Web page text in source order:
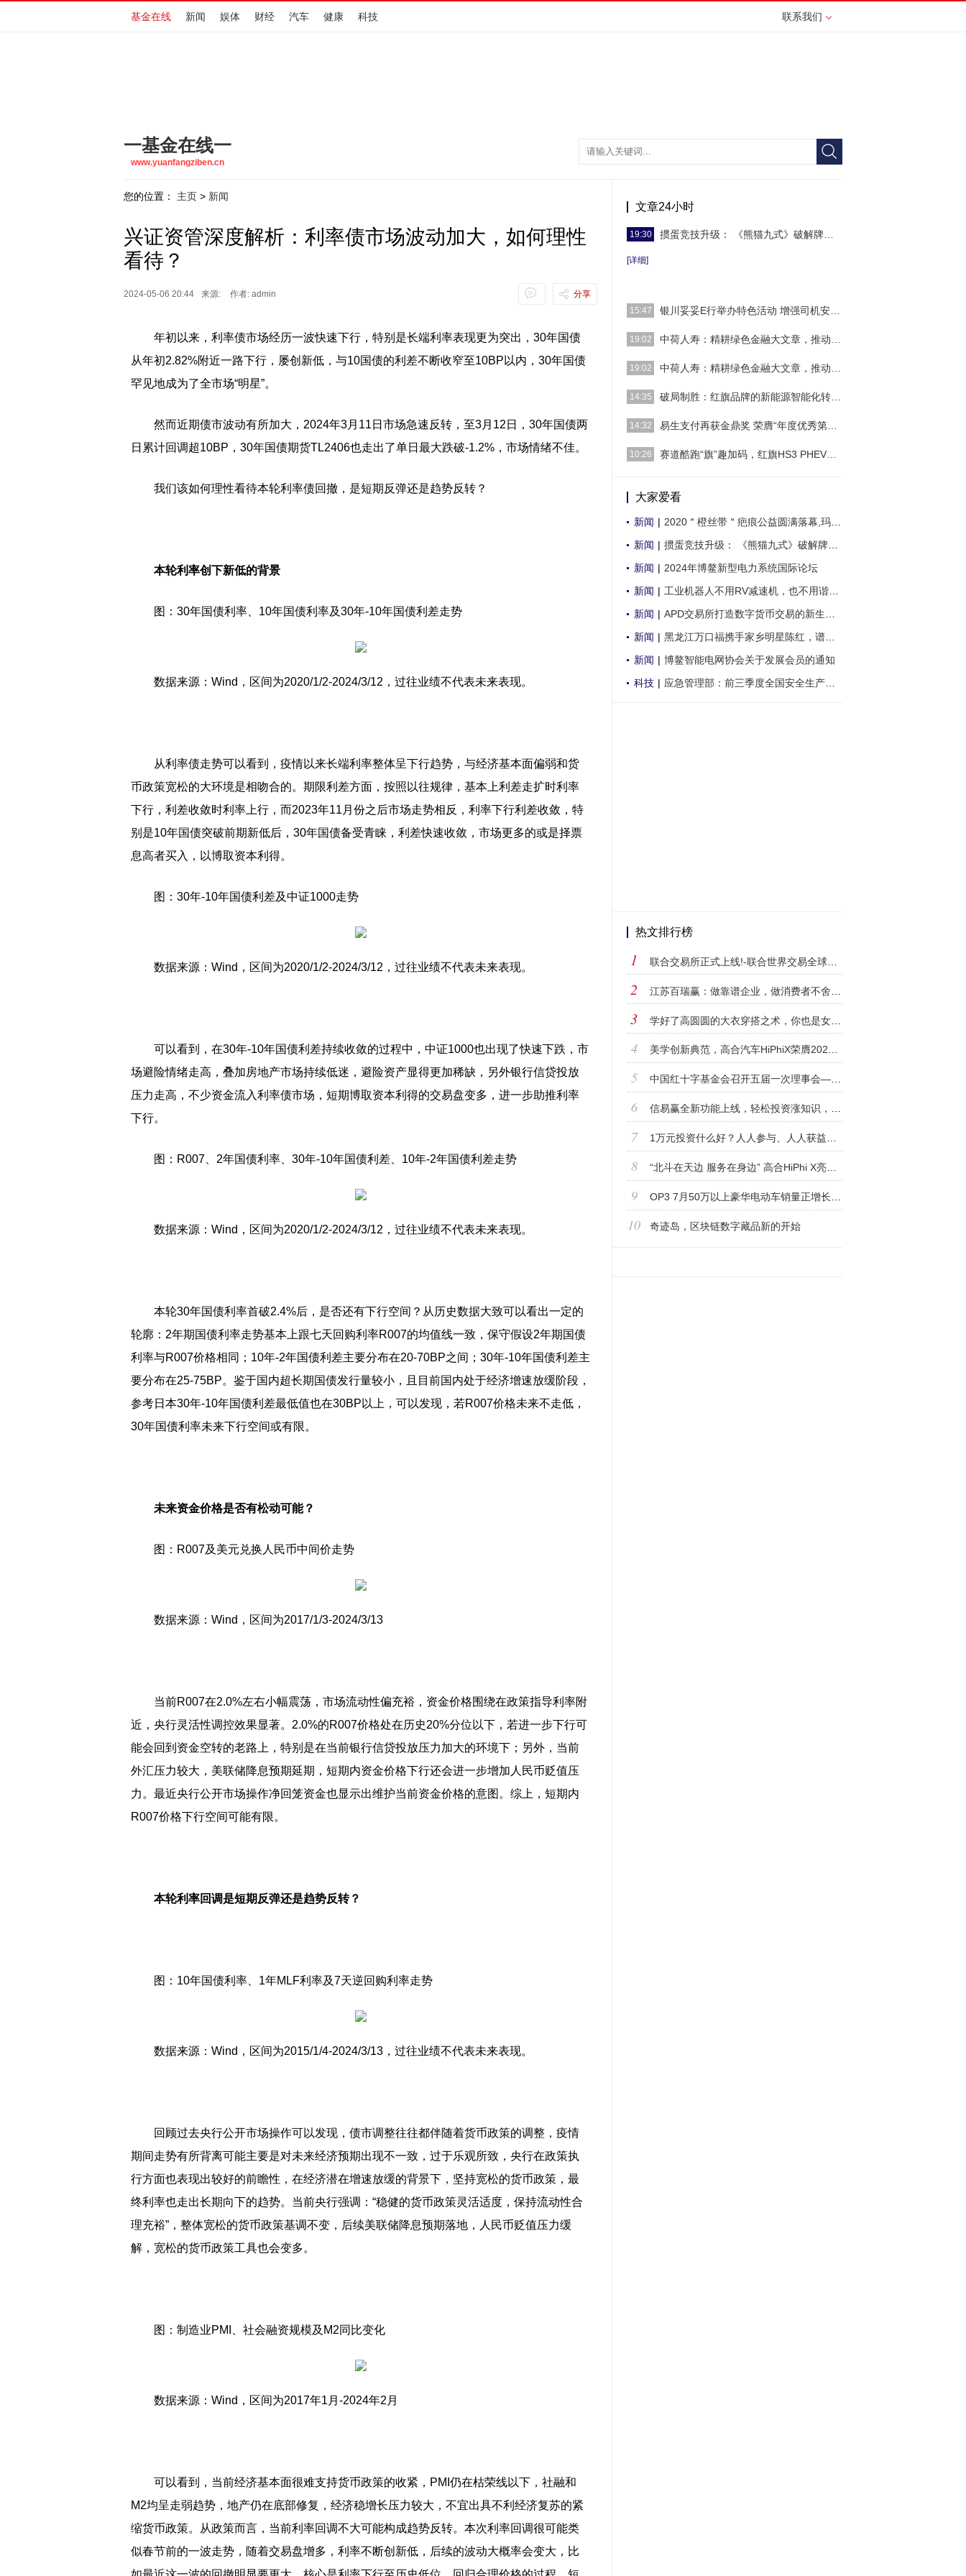
基金在线 新闻 娱体 财经 汽车 健康 科技 联系我们
一基金在线一
www.yuanfangziben.cn
您的位置： 主页 > 新闻
兴证资管深度解析：利率债市场波动加大，如何理性
看待？
2024-05-06 20:44 来源: 作者: admin 分享
年初以来，利率债市场经历一波快速下行，特别是长端利率表现更为突出，30年国债
从年初2.82%附近一路下行，屡创新低，与10国债的利差不断收窄至10BP以内，30年国债
罕见地成为了全市场“明星”。
然而近期债市波动有所加大，2024年3月11日市场急速反转，至3月12日，30年国债两
日累计回调超10BP，30年国债期货TL2406也走出了单日最大跌破-1.2%，市场情绪不佳。
我们该如何理性看待本轮利率债回撤，是短期反弹还是趋势反转？
本轮利率创下新低的背景
图：30年国债利率、10年国债利率及30年-10年国债利差走势
数据来源：Wind，区间为2020/1/2-2024/3/12，过往业绩不代表未来表现。
从利率债走势可以看到，疫情以来长端利率整体呈下行趋势，与经济基本面偏弱和货
币政策宽松的大环境是相吻合的。期限利差方面，按照以往规律，基本上利差走扩时利率
下行，利差收敛时利率上行，而2023年11月份之后市场走势相反，利率下行利差收敛，特
别是10年国债突破前期新低后，30年国债备受青睐，利差快速收敛，市场更多的或是择票
息高者买入，以博取资本利得。
图：30年-10年国债利差及中证1000走势
数据来源：Wind，区间为2020/1/2-2024/3/12，过往业绩不代表未来表现。
可以看到，在30年-10年国债利差持续收敛的过程中，中证1000也出现了快速下跌，市
场避险情绪走高，叠加房地产市场持续低迷，避险资产显得更加稀缺，另外银行信贷投放
压力走高，不少资金流入利率债市场，短期博取资本利得的交易盘变多，进一步助推利率
下行。
图：R007、2年国债利率、30年-10年国债利差、10年-2年国债利差走势
数据来源：Wind，区间为2020/1/2-2024/3/12，过往业绩不代表未来表现。
本轮30年国债利率首破2.4%后，是否还有下行空间？从历史数据大致可以看出一定的
轮廓：2年期国债利率走势基本上跟七天回购利率R007的均值线一致，保守假设2年期国债
利率与R007价格相同；10年-2年国债利差主要分布在20-70BP之间；30年-10年国债利差主
要分布在25-75BP。鉴于国内超长期国债发行量较小，且目前国内处于经济增速放缓阶段，
参考日本30年-10年国债利差最低值也在30BP以上，可以发现，若R007价格未来不走低，
30年国债利率未来下行空间或有限。
未来资金价格是否有松动可能？
图：R007及美元兑换人民币中间价走势
数据来源：Wind，区间为2017/1/3-2024/3/13
当前R007在2.0%左右小幅震荡，市场流动性偏充裕，资金价格围绕在政策指导利率附
近，央行灵活性调控效果显著。2.0%的R007价格处在历史20%分位以下，若进一步下行可
能会回到资金空转的老路上，特别是在当前银行信贷投放压力加大的环境下；另外，当前
外汇压力较大，美联储降息预期延期，短期内资金价格下行还会进一步增加人民币贬值压
力。最近央行公开市场操作净回笼资金也显示出维护当前资金价格的意图。综上，短期内
R007价格下行空间可能有限。
本轮利率回调是短期反弹还是趋势反转？
图：10年国债利率、1年MLF利率及7天逆回购利率走势
数据来源：Wind，区间为2015/1/4-2024/3/13，过往业绩不代表未来表现。
回顾过去央行公开市场操作可以发现，债市调整往往都伴随着货币政策的调整，疫情
期间走势有所背离可能主要是对未来经济预期出现不一致，过于乐观所致，央行在政策执
行方面也表现出较好的前瞻性，在经济潜在增速放缓的背景下，坚持宽松的货币政策，最
终利率也走出长期向下的趋势。当前央行强调：“稳健的货币政策灵活适度，保持流动性合
理充裕”，整体宽松的货币政策基调不变，后续美联储降息预期落地，人民币贬值压力缓
解，宽松的货币政策工具也会变多。
图：制造业PMI、社会融资规模及M2同比变化
数据来源：Wind，区间为2017年1月-2024年2月
可以看到，当前经济基本面很难支持货币政策的收紧，PMI仍在枯荣线以下，社融和
M2均呈走弱趋势，地产仍在底部修复，经济稳增长压力较大，不宜出具不利经济复苏的紧
缩货币政策。从政策而言，当前利率回调不大可能构成趋势反转。本次利率回调很可能类
似春节前的一波走势，随着交易盘增多，利率不断创新低，后续的波动大概率会变大，比
文章24小时
19:30
[详细]
15:47
[详细]
19:02
[详细]
19:02
[详细]
14:35
[详细]
14:32
[详细]
10:26
大家爱看
新闻 | 2020＂橙丝带＂疤痕公益圆满落幕,玛恩皮肤
新闻 | 掼蛋竞技升级： 《熊猫九式》破解牌局密码
新闻 | 2024年博鳌新型电力系统国际论坛
新闻 | 工业机器人不用RV减速机，也不用谐波减速，
新闻 | APD交易所打造数字货币交易的新生态圈
新闻 | 黑龙江万口福携手家乡明星陈红，谱写清香白
新闻 | 博鳌智能电网协会关于发展会员的通知
科技 | 应急管理部：前三季度全国安全生产形势总体
热文排行榜
1 联合交易所正式上线!-联合世界交易全球铸造数字交
2 江苏百瑞赢：做靠谱企业，做消费者不舍得退费的品
3 学好了高圆圆的大衣穿搭之术，你也是女神！
4 美学创新典范，高合汽车HiPhiX荣膺2022年度德国红
5 中国红十字基金会召开五届一次理事会—五年公益支
6 信易赢全新功能上线，轻松投资涨知识，不要想着退
7 1万元投资什么好？人人参与、人人获益的大健康项
8 “北斗在天边 服务在身边” 高合HiPhi X亮相北斗
9 OP3 7月50万以上豪华电动车销量正增长 保时捷第一
10 奇迹岛，区块链数字藏品新的开始